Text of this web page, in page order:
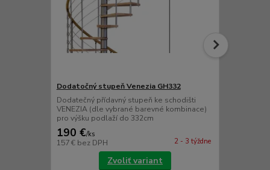
Dodatočný stupeň Venezia GH332
Dodatečný přídavný stupeň ke schodišti
VENEZIA (dle vybrané barevné kombinace)
pro výšku podlaží do 332cm
190 €/ks
157 € bez DPH 2 - 3 týždne
Zvoliť variant